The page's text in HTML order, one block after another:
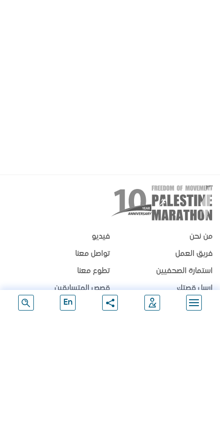
En
من نحن فيديو
فريق العمل تواصل معنا
استمارة الصحفيين تطوع معنا
أرسل قصتك قصص المتسابقين
الشركاء الرعاة